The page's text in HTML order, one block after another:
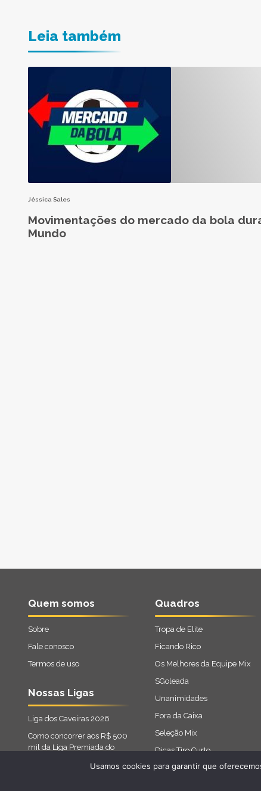
Leia também
Jéssica Sales
Movimentações do mercado da bola
Mundo
Quem somos
Sobre
Fale conosco
Termos de uso
Nossas Ligas
Liga dos Caveiras 2026
Como concorrer aos R$ 500
mil da Liga Premiada do
Quadros
Tropa de Elite
Ficando Rico
Os Melhores da Equipe Mix
SGoleada
Unanimidades
Fora da Caixa
Seleção Mix
Dicas Tiro Curto
Usamos cookies para garantir que